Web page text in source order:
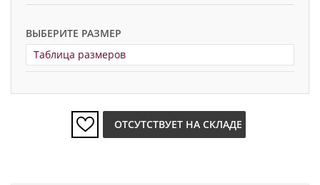
ВЫБЕРИТЕ РАЗМЕР
Таблица размеров
ОТСУТСТВУЕТ НА СКЛАДЕ